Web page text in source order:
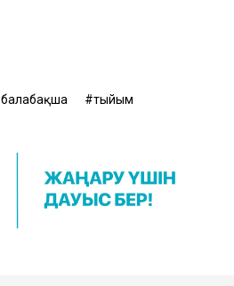
балабақша тыйым